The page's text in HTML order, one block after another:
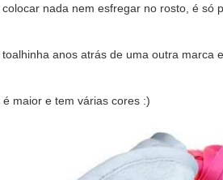
nada nem esfregar no rosto, é só
anos atrás de uma outra marca
é maior e tem várias cores :)